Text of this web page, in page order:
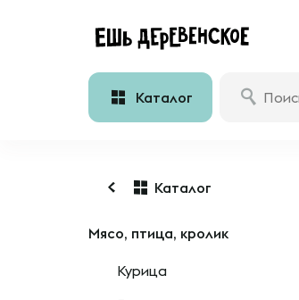
Каталог
Каталог
Мясо, птица, кролик
Курица